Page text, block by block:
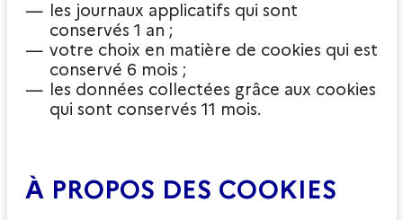
les journaux applicatifs qui sont
conservés 1 an ;
votre choix en matière de cookies qui est
conservé 6 mois ;
les données collectées grâce aux cookies
qui sont conservés 11 mois.
À PROPOS DES COOKIES